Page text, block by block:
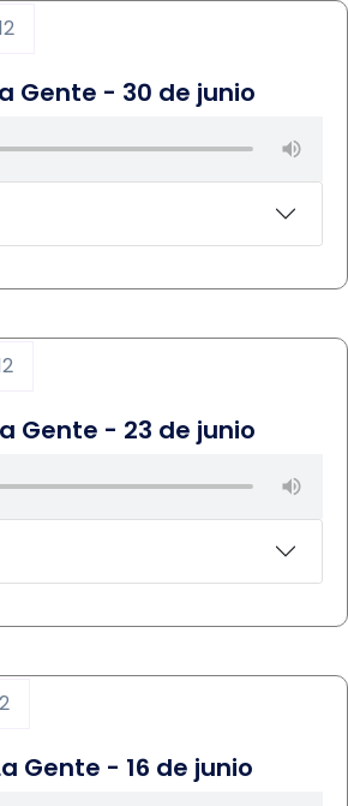
Gente - 30 de junio
Gente - 23 de junio
Gente - 16 de junio